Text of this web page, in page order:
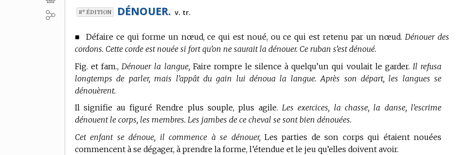
8e ÉDITION DÉNOUER. v. tr.
■Défaire ce qui forme un nœud, ce qui est noué, ou ce qui est retenu par un nœud. Dénouer des
cordons. Cette corde est nouée si fort qu’on ne saurait la dénouer. Ce ruban s’est dénoué.
Fig. et fam., Dénouer la langue, Faire rompre le silence à quelqu’un qui voulait le garder. Il refusa
longtemps de parler, mais l’appât du gain lui dénoua la langue. Après son départ, les langues se
dénouèrent.
Il signifie au figuré Rendre plus souple, plus agile.Les exercices, la chasse, la danse, l’escrime
dénouent le corps, les membres. Les jambes de ce cheval se sont bien dénouées.
Cet enfant se dénoue, il commence à se dénouer,Les parties de son corps qui étaient nouées
commencent à se dégager, à prendre la forme, l’étendue et le jeu qu’elles doivent avoir.